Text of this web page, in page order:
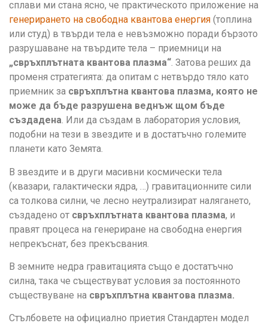
сплави ми стана ясно, че практическото приложение на
генерирането на свободна квантова енергия (топлина
или студ) в твърди тела е невъзможно поради бързото
разрушаване на твърдите тела – приемници на
„свръхплътната квантова плазма“. Затова реших да
променя стратегията: да опитам с нетвърдо тяло като
приемник за свръхплътна квантова плазма, която не
може да бъде разрушена веднъж щом бъде
създадена. Или да създам в лаборатория условия,
подобни на тези в звездите и в достатъчно големите
планети като Земята.
В звездите и в други масивни космически тела
(квазари, галактически ядра, …) гравитационните сили
са толкова силни, че лесно неутрализират налягането,
създадено от свръхплътната квантова плазма, и
правят процеса на генериране на свободна енергия
непрекъснат, без прекъсвания.
В земните недра гравитацията също е достатъчно
силна, така че съществуват условия за постоянното
съществуване на свръхплътна квантова плазма.
Стълбовете на официално приетия Стандартен модел